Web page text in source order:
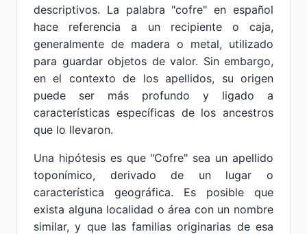
descriptivos. La palabra "cofre" en español
hace referencia a un recipiente o caja,
generalmente de madera o metal, utilizado
para guardar objetos de valor. Sin embargo,
en el contexto de los apellidos, su origen
puede ser más profundo y ligado a
características específicas de los ancestros
que lo llevaron.
Una hipótesis es que "Cofre" sea un apellido
toponímico, derivado de un lugar o
característica geográfica. Es posible que
exista alguna localidad o área con un nombre
similar, y que las familias originarias de esa